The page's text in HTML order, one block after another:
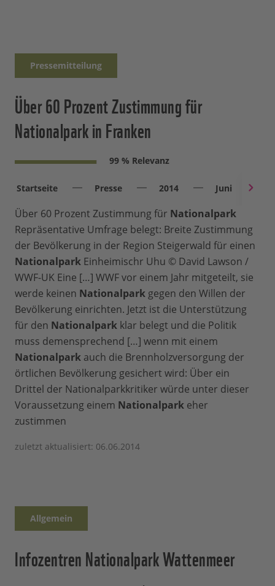
Pressemitteilung
Über 60 Prozent Zustimmung für
Nationalpark in Franken
99 % Relevanz
Startseite Presse 2014 Juni
Über 60 Prozent Zustimmung für Nationalpark
Repräsentative Umfrage belegt: Breite Zustimmung
der Bevölkerung in der Region Steigerwald für einen
Nationalpark Einheimischr Uhu © David Lawson /
WWF-UK Eine […] WWF vor einem Jahr mitgeteilt, sie
werde keinen Nationalpark gegen den Willen der
Bevölkerung einrichten. Jetzt ist die Unterstützung
für den Nationalpark klar belegt und die Politik
muss demensprechend […] wenn mit einem
Nationalpark auch die Brennholzversorgung der
örtlichen Bevölkerung gesichert wird: Über ein
Drittel der Nationalparkkritiker würde unter dieser
Voraussetzung einem Nationalpark eher
zustimmen
zuletzt aktualisiert: 06.06.2014
Allgemein
Infozentren Nationalpark Wattenmeer